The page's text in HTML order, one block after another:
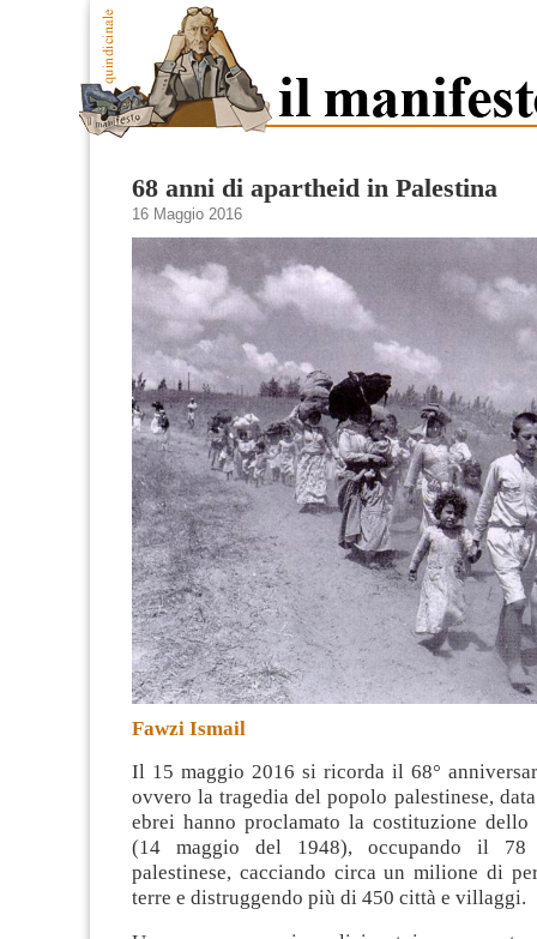
68 anni di apartheid in Palestina
16 Maggio 2016
Fawzi Ismail
Il 15 maggio 2016 si ricorda il 68°
ovvero la tragedia del popolo palestinese,
ebrei hanno proclamato la costituzione dello
(14 maggio del 1948), occupando il
palestinese, cacciando circa un milione di
terre e distruggendo più di 450 città e villaggi.